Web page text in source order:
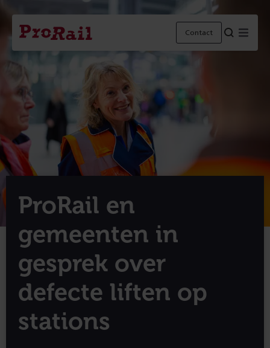
Navigatie
Homepage
ProRail
Contact
ProRail en
gemeenten in
gesprek over
defecte liften op
stations